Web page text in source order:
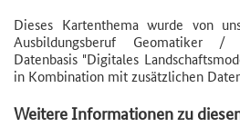
Dieses Kartenthema wurde von
Ausbildungsberuf Geomatiker
Datenbasis "Digitales
in Kombination mit zusätzlichen
Weitere Informationen zu